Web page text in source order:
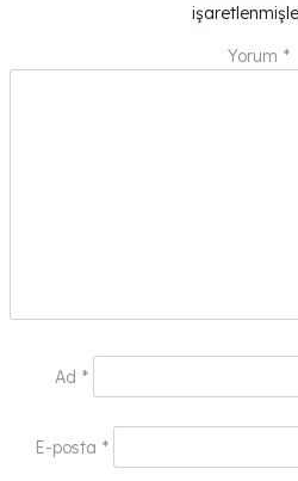
Yorum *
Ad *
E-posta *